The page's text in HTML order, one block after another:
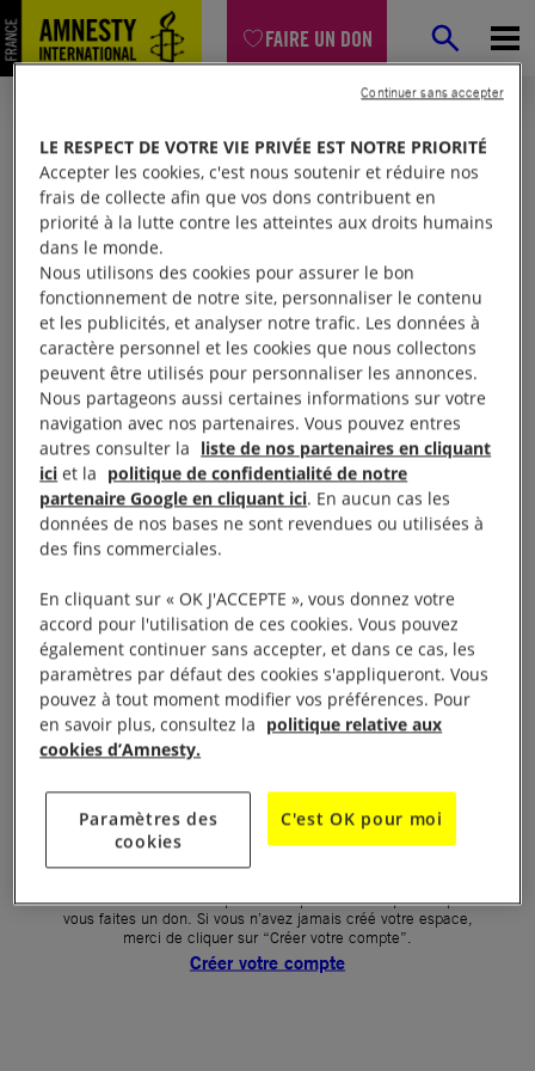
FAIRE UN DON
Mon espace
Connexion
Votre adresse email (obligatoire)
Mot de passe oublié ?
Un problème de connexion ?
Première connexion ?
La création de votre espace n’est pas automatique lorsque
vous faites un don. Si vous n’avez jamais créé votre espace,
merci de cliquer sur “Créer votre compte”.
Créer votre compte
LE RESPECT DE VOTRE VIE PRIVÉE EST NOTRE PRIORITÉ
Accepter les cookies, c'est nous soutenir et réduire nos
frais de collecte afin que vos dons contribuent en
priorité à la lutte contre les atteintes aux droits humains
dans le monde.
Nous utilisons des cookies pour assurer le bon
fonctionnement de notre site, personnaliser le contenu
et les publicités, et analyser notre trafic. Les données à
caractère personnel et les cookies que nous collectons
peuvent être utilisés pour personnaliser les annonces.
Nous partageons aussi certaines informations sur votre
navigation avec nos partenaires. Vous pouvez entres
autres consulter la liste de nos partenaires en cliquant
ici et la politique de confidentialité de notre
partenaire Google en cliquant ici. En aucun cas les
données de nos bases ne sont revendues ou utilisées à
des fins commerciales.
En cliquant sur « OK J'ACCEPTE », vous donnez votre
accord pour l'utilisation de ces cookies. Vous pouvez
également continuer sans accepter, et dans ce cas, les
paramètres par défaut des cookies s'appliqueront. Vous
pouvez à tout moment modifier vos préférences. Pour
en savoir plus, consultez la politique relative aux
cookies d’Amnesty.
Paramètres des
cookies
C'est OK pour moi
Continuer sans accepter